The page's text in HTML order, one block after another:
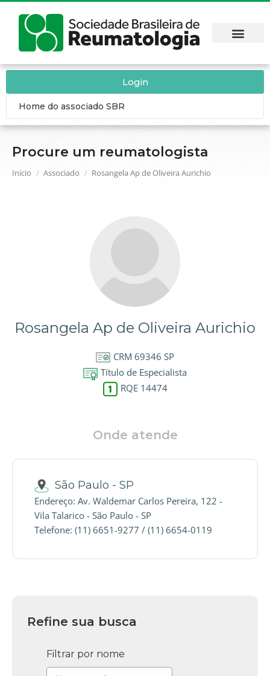
Procure um reumatologista
Você está aqui:
Início Associado Rosangela Ap de Oliveira Aurichio
Login
Home do associado SBR
Rosangela Ap de Oliveira Aurichio
CRM 69346 SP
Título de Especialista
RQE 14474
Onde atende
São Paulo - SP
Endereço: Av. Waldemar Carlos Pereira, 122 -
Vila Talarico - São Paulo - SP
Telefone: (11) 6651-9277 / (11) 6654-0119
Refine sua busca
Filtrar por nome